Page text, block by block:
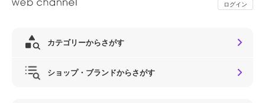
ログイン
カテゴリーからさがす
ショップ・ブランドからさがす